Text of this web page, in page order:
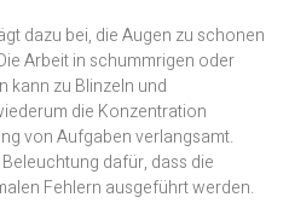
dazu bei, die Augen zu schonen
Arbeit in schummrigen oder
kann zu Blinzeln und
die Konzentration
von Aufgaben verlangsamt.
dafür, dass die
Fehlern ausgeführt werden.